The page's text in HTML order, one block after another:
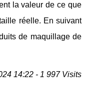
la valeur de ce que
réelle. En suivant
de maquillage de
14:22 - 1 997 Visits